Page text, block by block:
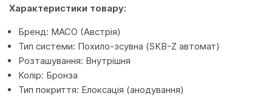
Характеристики товару:
Бренд: MACO (Австрія)
Тип системи: Похило-зсувна (SKB-Z автомат)
Розташування: Внутрішня
Колір: Бронза
Тип покриття: Елоксація (анодування)